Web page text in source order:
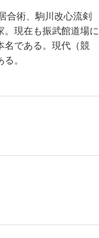
合術、駒川改心流剣
現在も振武館道場に
名である。現代（競
。